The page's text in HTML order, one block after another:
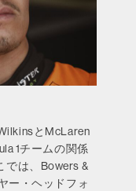
とMcLaren
1チームの関係
では、Bowers &
ー・ヘッドフォ